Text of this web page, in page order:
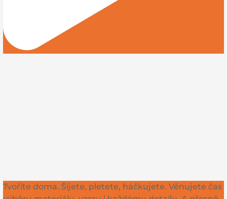
Tvoříte doma. Šijete, pletete, háčkujete. Věnujete čas